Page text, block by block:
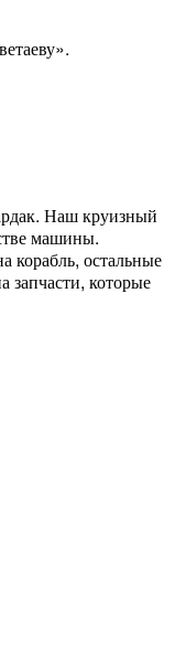
Наш круизный
машины.
корабль, остальные
запчасти, которые